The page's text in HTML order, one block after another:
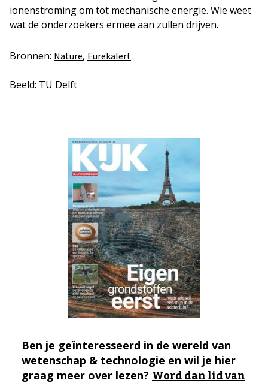
ionenstroming om tot mechanische energie. Wie weet
wat de onderzoekers ermee aan zullen drijven.
Bronnen: Nature, Eurekalert
Beeld: TU Delft
Ben je geïnteresseerd in de wereld van
wetenschap & technologie en wil je hier
graag meer over lezen? Word dan lid van